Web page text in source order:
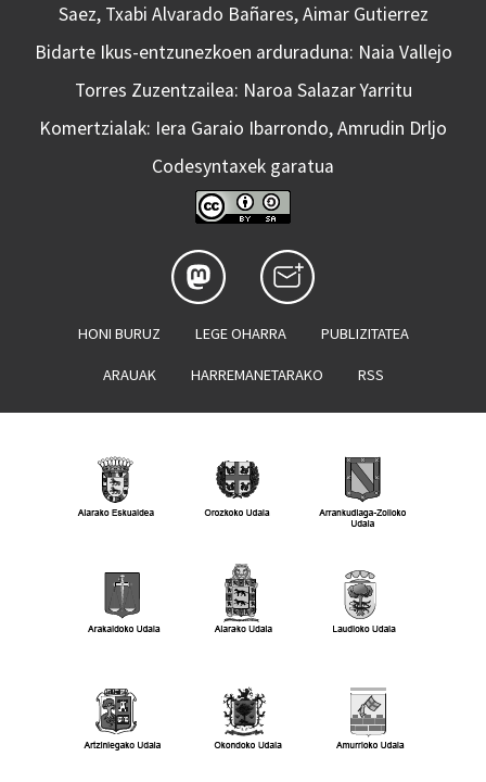
Saez, Txabi Alvarado Bañares, Aimar Gutierrez
Bidarte Ikus-entzunezkoen arduraduna: Naia Vallejo
Torres Zuzentzailea: Naroa Salazar Yarritu
Komertzialak: Iera Garaio Ibarrondo, Amrudin Drljo
Codesyntaxek garatua
HONI BURUZ LEGE OHARRA PUBLIZITATEA
ARAUAK HARREMANETARAKO RSS